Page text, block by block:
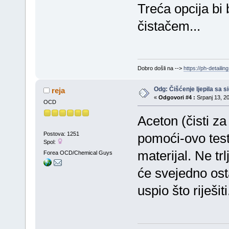
Treća opcija bi
čistačem...
Dobro došli na --> https://ph-
reja
OCD
Postova: 1251
Spol:
Forea OCD/Chemical Guys
Odg: Čišćenje ljepila sa
« Odgovori #4 : Srpanj 13,
Aceton (čisti
pomoći-ovo
materijal. Ne
će svejedno
uspio što